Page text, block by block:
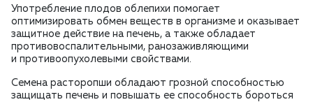
Употребление плодов облепихи помогает
оптимизировать обмен веществ в организме и оказывает
защитное действие на печень, а также обладает
противовоспалительными, ранозаживляющими
и противоопухолевыми свойствами.
Семена расторопши обладают грозной способностью
защищать печень и повышать ее способность бороться